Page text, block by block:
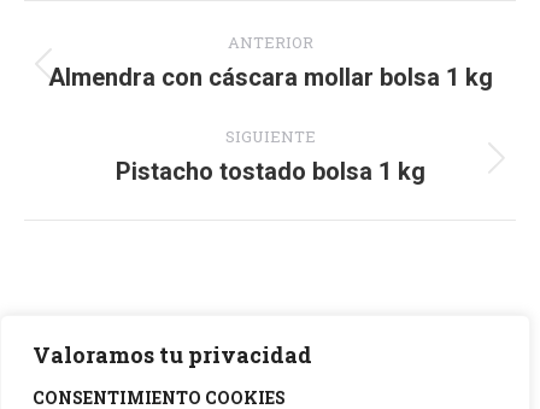
Valoramos tu privacidad
CONSENTIMIENTO COOKIES
Navegación
entre
ANTERIOR
Proyecto
Almendra con cáscara mollar bolsa 1 kg
SIGUIENTE
Proyecto
Pistacho tostado bolsa 1 kg